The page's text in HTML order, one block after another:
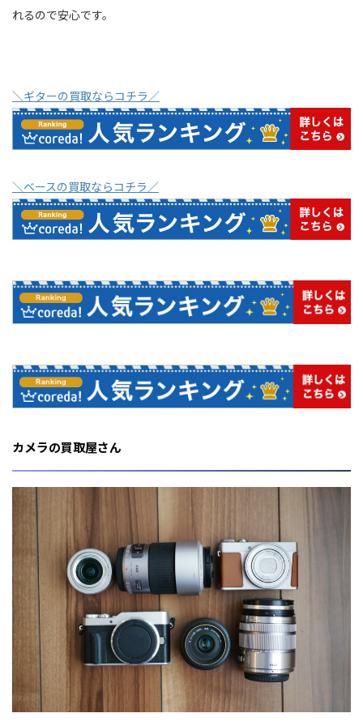
れるので安心です。
＼ギターの買取ならコチラ／
＼ベースの買取ならコチラ／
カメラの買取屋さん